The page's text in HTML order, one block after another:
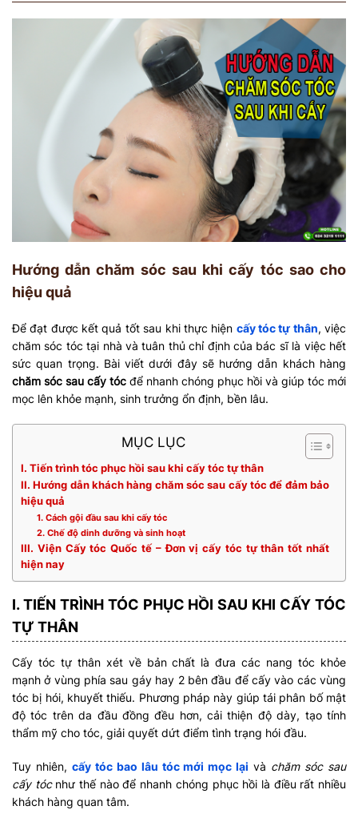
Hướng dẫn chăm sóc sau khi cấy tóc sao cho
hiệu quả
Để đạt được kết quả tốt sau khi thực hiện cấy tóc tự thân, việc
chăm sóc tóc tại nhà và tuân thủ chỉ định của bác sĩ là việc hết
sức quan trọng. Bài viết dưới đây sẽ hướng dẫn khách hàng
chăm sóc sau cấy tóc để nhanh chóng phục hồi và giúp tóc mới
mọc lên khỏe mạnh, sinh trưởng ổn định, bền lâu.
MỤC LỤC
I. Tiến trình tóc phục hồi sau khi cấy tóc tự thân
II. Hướng dẫn khách hàng chăm sóc sau cấy tóc để đảm bảo
hiệu quả
1. Cách gội đầu sau khi cấy tóc
2. Chế độ dinh dưỡng và sinh hoạt
III. Viện Cấy tóc Quốc tế – Đơn vị cấy tóc tự thân tốt nhất
hiện nay
I. TIẾN TRÌNH TÓC PHỤC HỒI SAU KHI CẤY TÓC
TỰ THÂN
Cấy tóc tự thân xét về bản chất là đưa các nang tóc khỏe
mạnh ở vùng phía sau gáy hay 2 bên đầu để cấy vào các vùng
tóc bị hói, khuyết thiếu. Phương pháp này giúp tái phân bố mật
độ tóc trên da đầu đồng đều hơn, cải thiện độ dày, tạo tính
thẩm mỹ cho tóc, giải quyết dứt điểm tình trạng hói đầu.
Tuy nhiên, cấy tóc bao lâu tóc mới mọc lại và chăm sóc sau
cấy tócnhư thế nào để nhanh chóng phục hồi là điều rất nhiều
khách hàng quan tâm.